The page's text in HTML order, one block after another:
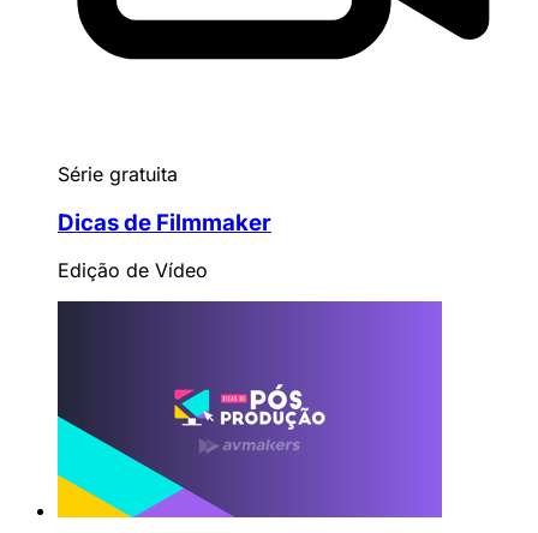
Série gratuita
Dicas de Filmmaker
Edição de Vídeo